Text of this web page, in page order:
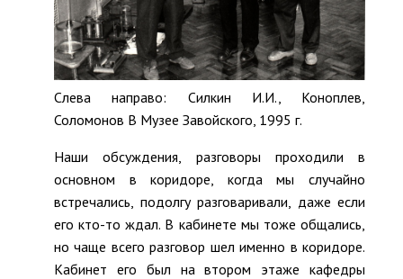
Слева направо: Силкин И.И., Коноплев,
Соломонов В Музее Завойского, 1995 г.
Наши обсуждения, разговоры проходили в
основном в коридоре, когда мы случайно
встречались, подолгу разговаривали, даже если
его кто-то ждал. В кабинете мы тоже общались,
но чаще всего разговор шел именно в коридоре.
Кабинет его был на втором этаже кафедры